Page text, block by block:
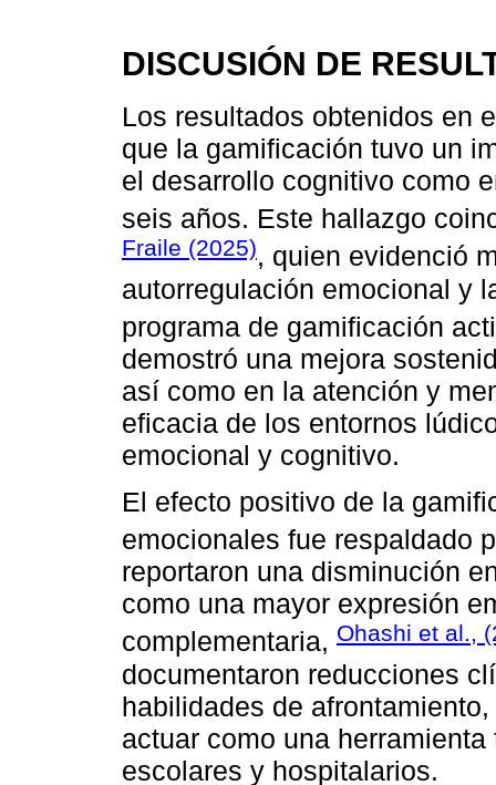
DISCUSIÓN DE
Los resultados obtenidos en
que la gamificación tuvo un
el desarrollo cognitivo como
seis años. Este hallazgo
Fraile (2025), quien evidenció
autorregulación emocional y
programa de gamificación
demostró una mejora
así como en la atención y
eficacia de los entornos
emocional y cognitivo.
El efecto positivo de la
emocionales fue respaldado
reportaron una disminución
como una mayor expresión
complementaria, Ohashi et al.,
documentaron reducciones
habilidades de
actuar como una
escolares y hospitalarios.